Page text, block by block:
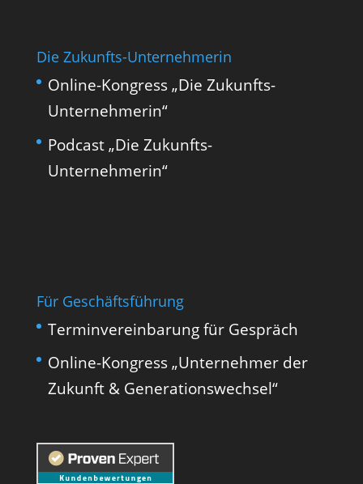
Die Zukunfts-Unternehmerin
Online-Kongress „Die Zukunfts-
Unternehmerin“
Podcast „Die Zukunfts-
Unternehmerin“
Für Geschäftsführung
Terminvereinbarung für Gespräch
Online-Kongress „Unternehmer der
Zukunft & Generationswechsel“